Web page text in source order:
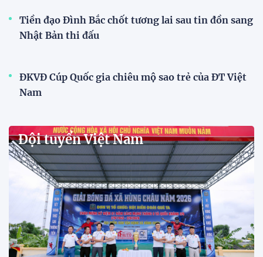
Tiền đạo Đình Bắc chốt tương lai sau tin đồn sang
Nhật Bản thi đấu
ĐKVĐ Cúp Quốc gia chiêu mộ sao trẻ của ĐT Việt
Nam
Đội tuyển Việt Nam